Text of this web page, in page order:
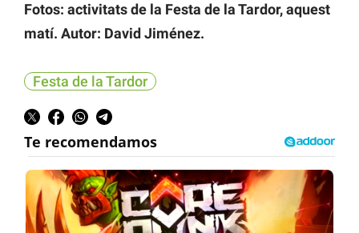
Fotos: activitats de la Festa de la Tardor, aquest
matí. Autor: David Jiménez.
Festa de la Tardor